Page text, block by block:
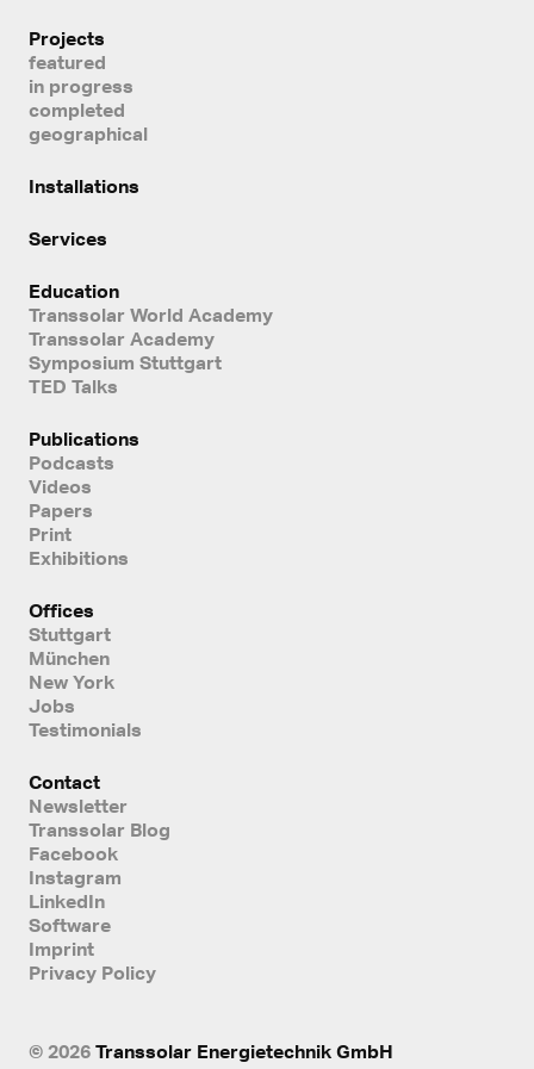
Projects
featured
in progress
completed
geographical
Installations
Services
Education
Transsolar World Academy
Transsolar Academy
Symposium Stuttgart
TED Talks
Publications
Podcasts
Videos
Papers
Print
Exhibitions
Offices
Stuttgart
München
New York
Jobs
Testimonials
Contact
Newsletter
Transsolar Blog
Facebook
Instagram
LinkedIn
Software
Imprint
Privacy Policy
© 2026 Transsolar Energietechnik GmbH